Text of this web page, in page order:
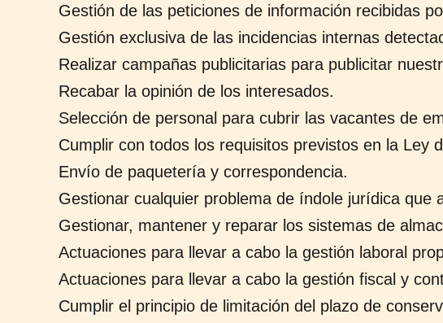
Gestión de las peticiones de información recibidas
Gestión exclusiva de las incidencias internas
Realizar campañas publicitarias para publicitar
Recabar la opinión de los interesados.
Selección de personal para cubrir las vacantes de
Cumplir con todos los requisitos previstos en la Ley
Envío de paquetería y correspondencia.
Gestionar cualquier problema de índole jurídica que
Gestionar, mantener y reparar los sistemas de
Actuaciones para llevar a cabo la gestión laboral
Actuaciones para llevar a cabo la gestión fiscal y
Cumplir el principio de limitación del plazo de